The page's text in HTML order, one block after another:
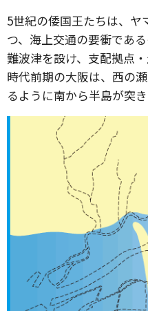
5世紀の倭国王たちは、ヤ
つ、海上交通の要衝であ
難波津を設け、支配拠点
時代前期の大阪は、西の
るように南から半島が突き